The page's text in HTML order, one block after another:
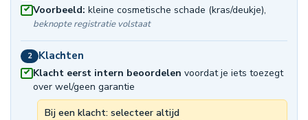
Voorbeeld: kleine cosmetische schade (kras/deukje),
beknopte registratie volstaat
2 Klachten
Klacht eerst intern beoordelen voordat je iets toezegt
over wel/geen garantie
Bij een klacht: selecteer altijd